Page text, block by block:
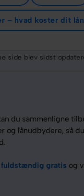
– hvad koster dit
side blev sidst
du sammenligne
og lånudbydere, så
fuldstændig gratis og